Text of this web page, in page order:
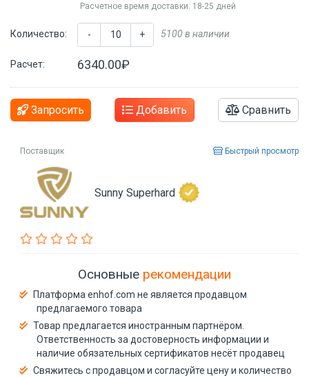
Расчетное время доставки: 18-25 дней
Количество: - + 5100 в наличии
Расчет: 6340.00₽
Запросить Добавить Сравнить
Поставщик Быстрый просмотр
Sunny Superhard
Основные рекомендации
Платформа enhof.com не является продавцом
предлагаемого товара
Товар предлагается иностранным партнёром.
Ответственность за достоверность информации и
наличие обязательных сертификатов несёт продавец
Свяжитесь с продавцом и согласуйте цену и количество